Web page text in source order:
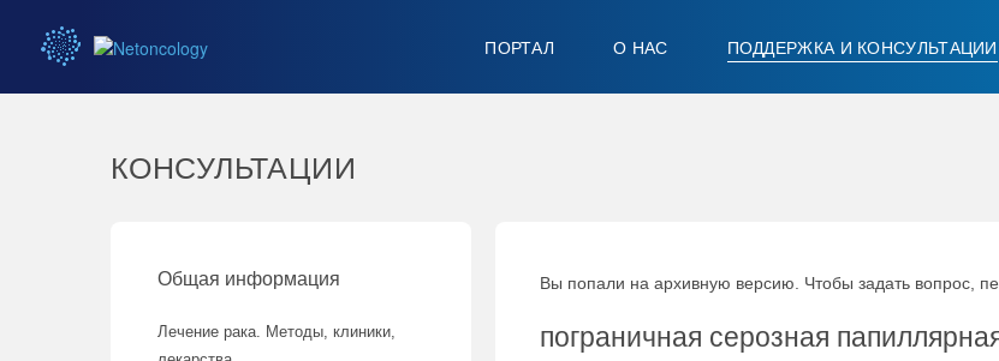
ПОРТАЛ О НАС ПОДДЕРЖКА И КОНСУЛЬТАЦИИ
КОНСУЛЬТАЦИИ
Общая информация
Лечение рака. Методы, клиники,
Вы попали на архивную версию. Чтобы задать вопрос,
пограничная серозная